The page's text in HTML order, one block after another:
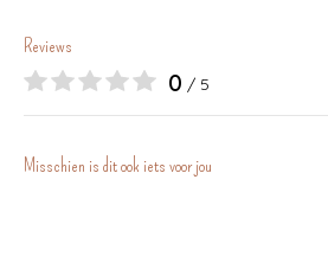
Reviews
0 / 5
Misschien is dit ook iets voor jou